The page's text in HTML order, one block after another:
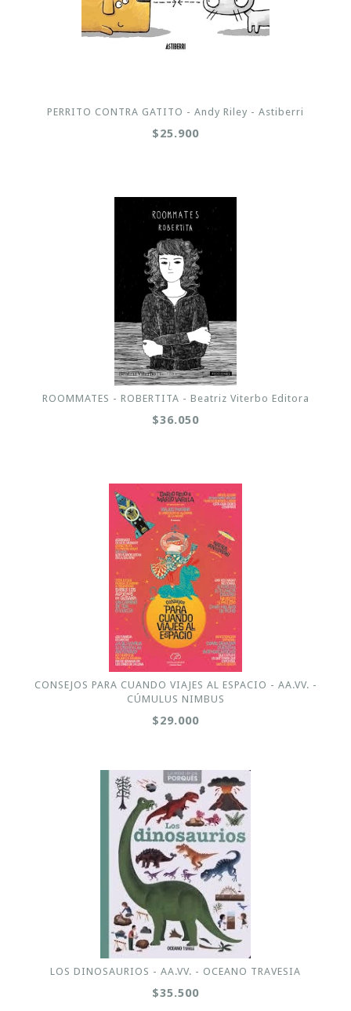
PERRITO CONTRA GATITO - Andy Riley - Astiberri
$25.900
ROOMMATES - ROBERTITA - Beatriz Viterbo Editora
$36.050
CONSEJOS PARA CUANDO VIAJES AL ESPACIO - AA.VV. -
CÚMULUS NIMBUS
$29.000
LOS DINOSAURIOS - AA.VV. - OCEANO TRAVESIA
$35.500